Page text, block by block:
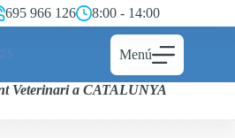
695 966 126 8:00 - 14:00
Menú
Veterinari a CATALUNYA